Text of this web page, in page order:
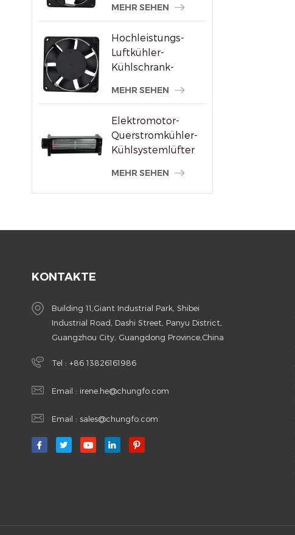
MEHR SEHEN
Hochleistungs-
Luftkühler-
Kühlschrank-
x 120 x 38 mm
MEHR SEHEN
Elektromotor-
Querstromkühler-
Kühlsystemlüfter
MEHR SEHEN
KONTAKTE
Building 11,Giant Industrial Park, Shibei
Industrial Road, Dashi Street, Panyu District,
Guangzhou City, Guangdong Province,China
Tel : +86 13826161986
Email : irene.he@chungfo.com
Email : sales@chungfo.com